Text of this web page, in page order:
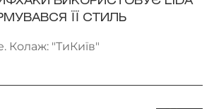
ЇЇ СТИЛЬ
Колаж: "ТиКиїв"